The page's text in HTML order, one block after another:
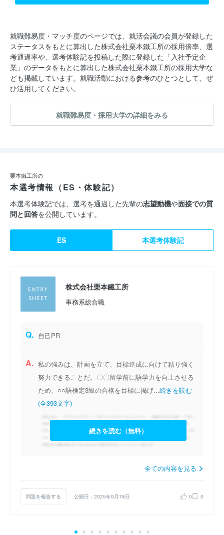
就職難易度・マッチ度のページでは、就活会議の会員が登録した
ステータスをもとに算出した株式会社栗本鐵工所の採用倍率、選
考通過率や、選考体験記を投稿した際に登録した「入社予定企
業」のデータをもとに算出した株式会社栗本鐵工所の採用大学な
ども掲載しています。就職活動における参考のひとつとして、ぜ
ひ活用してください。
就職難易度・採用大学の詳細をみる
栗本鐵工所の
本選考情報（ES・体験記）
本選考体験記では、選考を通過した先輩の志望動機や面接での質
問と回答を公開しています。
ES 本選考体験記
株式会社栗本鐵工所
事務系総合職
Q. 自己PR
A. 私の強みは、計画を立て、目標達成に向けて粘り強く
努力できることだ。〇〇留学前に語学力を向上させる
ため、○○語検定3級の合格を目標に掲げ...続きを読む
(全393文字)
続きを読む（無料）
全ての内容を見る
問題を報告する 公開日：2025年9月18日 0 0